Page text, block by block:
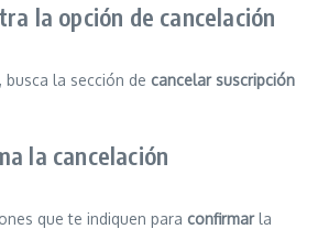
la opción de cancelación
la sección de cancelar suscripción
la cancelación
que te indiquen para confirmarla